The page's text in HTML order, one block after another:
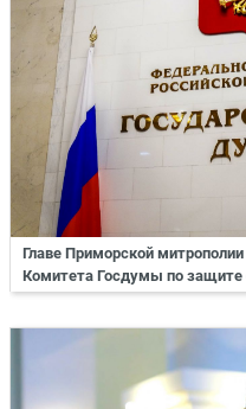
Главе Приморской
Комитета Госдумы по защите